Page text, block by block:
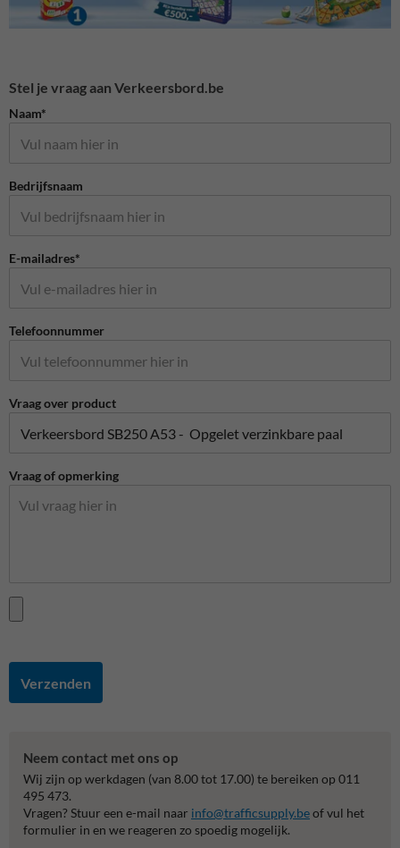
Stel je vraag aan Verkeersbord.be
Naam*
Bedrijfsnaam
E-mailadres*
Telefoonnummer
Vraag over product
Vraag of opmerking
Verzenden
Neem contact met ons op
Wij zijn op werkdagen (van 8.00 tot 17.00) te bereiken op 011
495 473.
Vragen? Stuur een e-mail naar info@trafficsupply.beof vul het
formulier in en we reageren zo spoedig mogelijk.